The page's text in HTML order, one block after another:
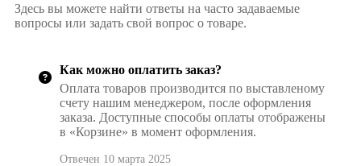
Здесь вы можете найти ответы на часто задаваемые
вопросы или задать свой вопрос о товаре.
Как можно оплатить заказ?
Оплата товаров производится по выставленому
счету нашим менеджером, после оформления
заказа. Доступные способы оплаты отображены
в «Корзине» в момент оформления.
Отвечен 10 марта 2025